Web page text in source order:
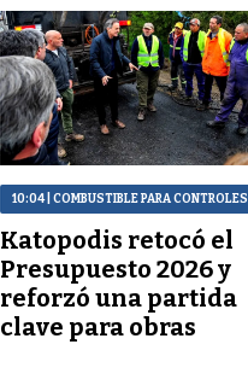
10:04| COMBUSTIBLE PARA CONTROLES
Katopodis retocó el
Presupuesto 2026 y
reforzó una partida
clave para obras